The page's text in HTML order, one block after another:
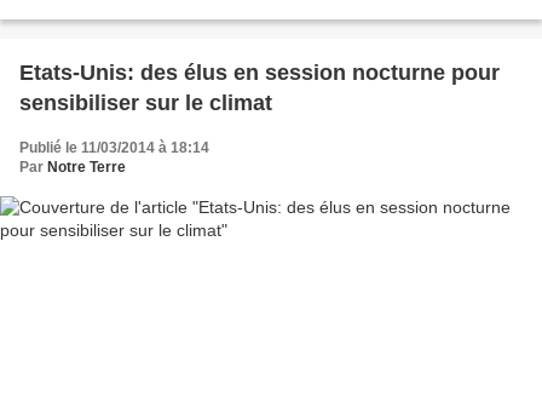
Etats-Unis: des élus en session nocturne pour
sensibiliser sur le climat
Publié le 11/03/2014 à 18:14
Par Notre Terre